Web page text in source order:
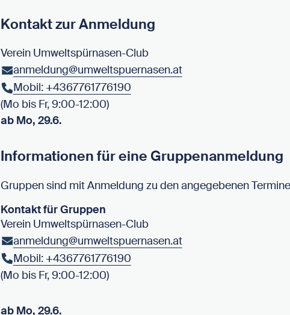
Kontakt zur Anmeldung
Verein Umweltspürnasen-Club
anmeldung@umweltspuernasen.at
Mobil: +4367761776190
(Mo bis Fr, 9:00-12:00)
ab Mo, 29.6.
Informationen für eine Gruppenanmeldung
Gruppen sind mit Anmeldung zu den angegebenen
Kontakt für Gruppen
Verein Umweltspürnasen-Club
anmeldung@umweltspuernasen.at
Mobil: +4367761776190
(Mo bis Fr, 9:00-12:00)
ab Mo, 29.6.